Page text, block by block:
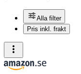
Alla filter
Pris inkl. frakt